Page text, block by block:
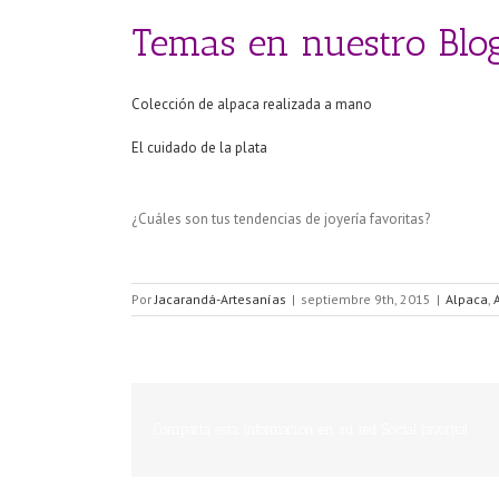
Temas en nuestro
Colección de alpaca realizada a mano
El cuidado de la plata
¿Cuáles son tus tendencias de joyería favoritas?
PorJacarandá-Artesanías | septiembre 9th, 2015 | Alpaca,